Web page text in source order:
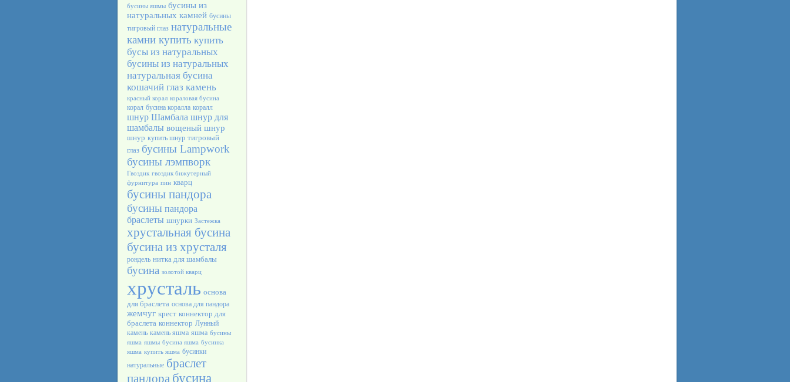
бусины яшмы бусины из
натуральных камней бусины
тигровый глаз натуральные
камни купить купить
бусы из натуральных
бусины из натуральных
натуральная бусина
кошачий глаз камень
красный корал кораловая бусина
корал бусина коралла коралл
шнур Шамбала шнур для
шамбалы вощеный шнур
шнур купить шнур тигровый
глаз бусины Lampwork
бусины лэмпворк
Гвоздик гвоздик бижутерный
фурнитура пин кварц
бусины пандора
бусины пандора
браслеты шнурки Застежка
хрустальная бусина
бусина из хрусталя
рондель нитка для шамбалы
бусина золотой кварц
хрусталь основа
для браслета основа для пандора
жемчуг крест коннектор для
браслета коннектор Лунный
камень камень яшма яшма бусины
яшма яшмы бусина яшма бусинка
яшма купить яшма бусинки
натуральные браслет
пандора бусина